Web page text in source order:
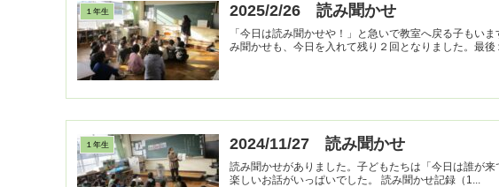
１年生 2025/2/26 読み聞かせ
「今日は読み聞かせや！」と急いで教室へ戻る子もい
１年生 2024/11/27 読み聞かせ
読み聞かせがありました。子どもたちは「今日は誰が
楽しいお話がいっぱいでした。 読み聞かせ記録（1...